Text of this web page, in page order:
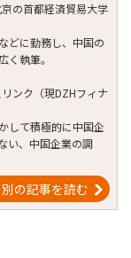
の首都経済貿易大学
どに勤務し、中国の
く執筆。
ンク（現DZHフィナ
して積極的に中国企
い、中国企業の調
の記事を読む